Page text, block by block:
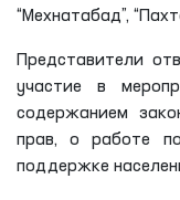
“Мехнатабад”,
Представители
участие в
содержанием
прав, о работе
поддержке